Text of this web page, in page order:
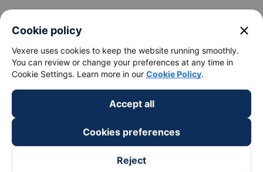
keyboard_arrow_down
About Us
Support
keyboard_arrow_down
Become a Partner
Payment partners
Cookie policy close
Vexere uses cookies to keep the website running smoothly.
You can review or change your preferences at any time in
Cookie Settings. Learn more in our Cookie Policy.
Accept all
Cookies preferences
Reject